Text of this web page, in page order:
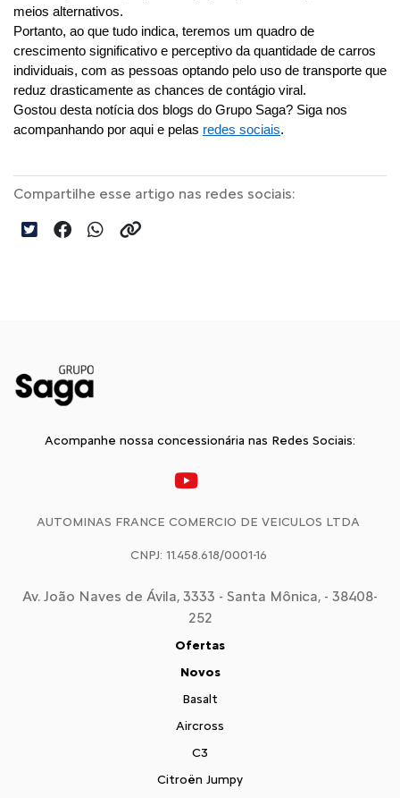
meios alternativos.
Portanto, ao que tudo indica, teremos um quadro de
crescimento significativo e perceptivo da quantidade de carros
individuais, com as pessoas optando pelo uso de transporte que
reduz drasticamente as chances de contágio viral.
Gostou desta notícia dos blogs do Grupo Saga? Siga nos
acompanhando por aqui e pelas redes sociais.
Compartilhe esse artigo nas redes sociais:
Acompanhe nossa concessionária nas Redes Sociais:
AUTOMINAS FRANCE COMERCIO DE VEICULOS LTDA
CNPJ: 11.458.618/0001-16
Av. João Naves de Ávila, 3333 - Santa Mônica, - 38408-
252
Ofertas
Novos
Basalt
Aircross
C3
Citroën Jumpy